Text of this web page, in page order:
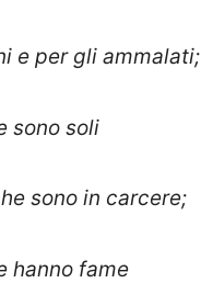
e per gli ammalati;
sono soli
sono in carcere;
hanno fame